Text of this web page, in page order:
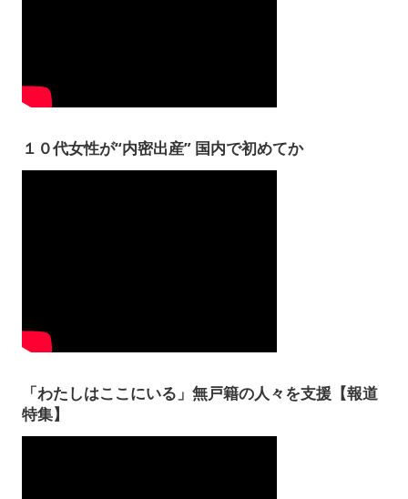
１０代女性が“内密出産” 国内で初めてか
「わたしはここにいる」無戸籍の人々を支援【報道
特集】